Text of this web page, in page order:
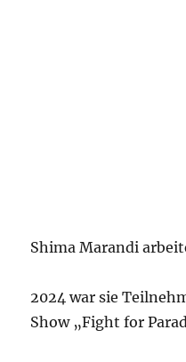
Shima Marandi
2024 war sie
Show „Fight for